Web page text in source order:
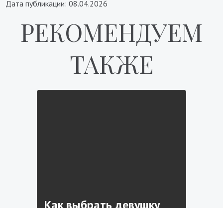
Дата публикации: 08.04.2026
РЕКОМЕНДУЕМ
ТАКЖЕ
Как выбрать девушку